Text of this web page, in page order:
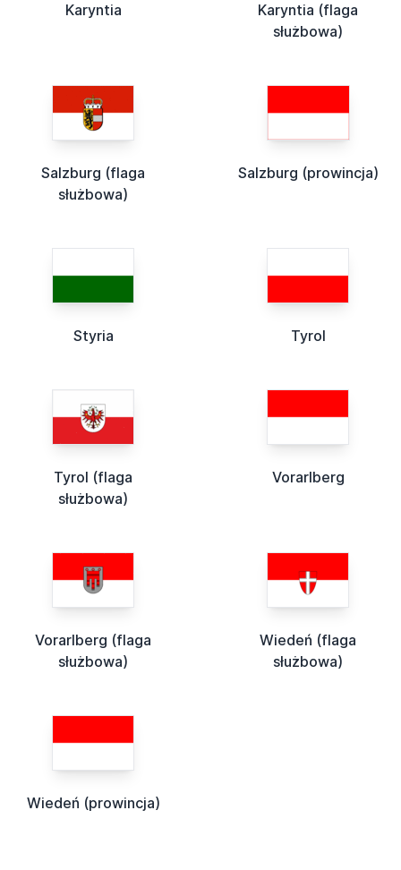
Karyntia
Karyntia (flaga
służbowa)
Salzburg (flaga
służbowa)
Salzburg (prowincja)
Styria Tyrol
Tyrol (flaga
służbowa)
Vorarlberg
Vorarlberg (flaga
służbowa)
Wiedeń (flaga
służbowa)
Wiedeń (prowincja)